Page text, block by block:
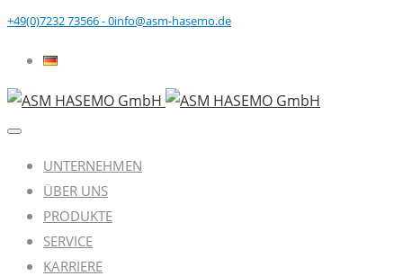
+49(0)7232 73566 - 0info@asm-hasemo.de
UNTERNEHMEN
ÜBER UNS
PRODUKTE
SERVICE
KARRIERE